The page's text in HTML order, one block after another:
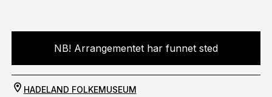
NB! Arrangementet har funnet sted
HADELAND FOLKEMUSEUM